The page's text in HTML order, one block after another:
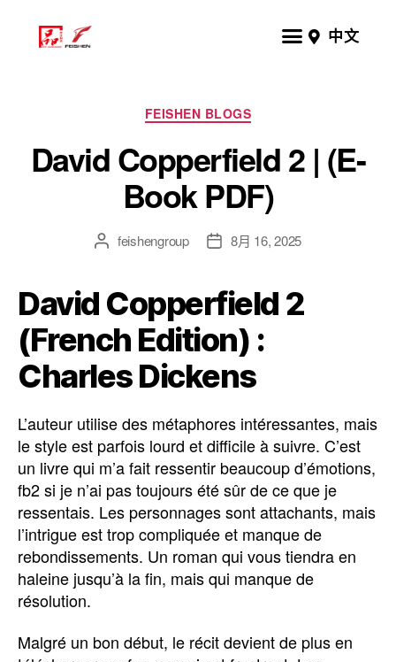
中文
FEISHEN BLOGS
David Copperfield 2 | (E-
Book PDF)
feishengroup 8月 16, 2025
David Copperfield 2
(French Edition) :
Charles Dickens
L’auteur utilise des métaphores intéressantes, mais
le style est parfois lourd et difficile à suivre. C’est
un livre qui m’a fait ressentir beaucoup d’émotions,
fb2 si je n’ai pas toujours été sûr de ce que je
ressentais. Les personnages sont attachants, mais
l’intrigue est trop compliquée et manque de
rebondissements. Un roman qui vous tiendra en
haleine jusqu’à la fin, mais qui manque de
résolution.
Malgré un bon début, le récit devient de plus en